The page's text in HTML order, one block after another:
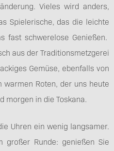
Vieles wird anders,
Spielerische, das die leichte
fast schwerelose Genießen.
aus der Traditionsmetzgerei
Gemüse, ebenfalls von
warmen Roten, der uns heute
morgen in die Toskana.
Uhren ein wenig langsamer.
großer Runde: genießen Sie